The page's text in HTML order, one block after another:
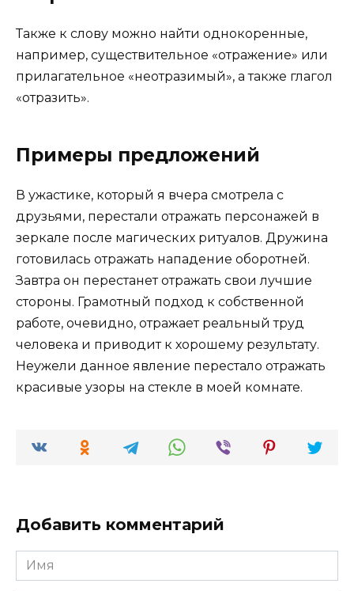
Также к слову можно найти однокоренные,
например, существительное «отражение» или
прилагательное «неотразимый», а также глагол
«отразить».
Примеры предложений
В ужастике, который я вчера смотрела с
друзьями, перестали отражать персонажей в
зеркале после магических ритуалов. Дружина
готовилась отражать нападение оборотней.
Завтра он перестанет отражать свои лучшие
стороны. Грамотный подход к собственной
работе, очевидно, отражает реальный труд
человека и приводит к хорошему результату.
Неужели данное явление перестало отражать
красивые узоры на стекле в моей комнате.
Добавить комментарий
Имя
*